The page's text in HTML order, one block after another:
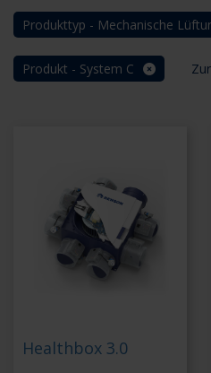
Produkttyp - Mechanische
Produkt - System C
Healthbox 3.0